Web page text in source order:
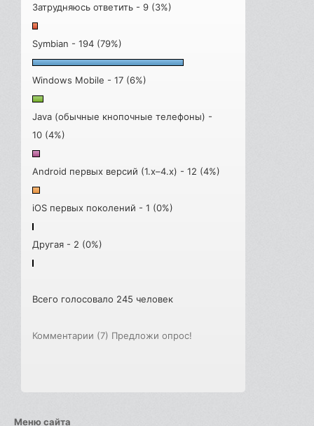
Затрудняюсь ответить - 9 (3%)
Symbian - 194 (79%)
Windows Mobile - 17 (6%)
Java (обычные кнопочные телефоны) -
10 (4%)
Android первых версий (1.x–4.x) - 12 (4%)
iOS первых поколений - 1 (0%)
Другая - 2 (0%)
Всего голосовало 245 человек
Комментарии (7) Предложи опрос!
Меню сайта